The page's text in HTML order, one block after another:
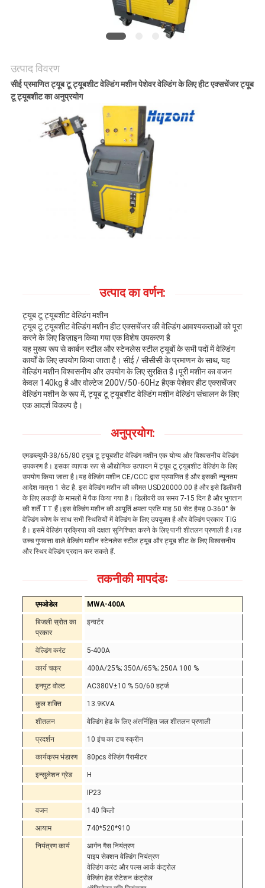
उत्पाद विवरण
सीई प्रमाणित ट्यूब टू ट्यूबशीट वेल्डिंग मशीन पेशेवर वेल्डिंग के लिए हीट एक्सचेंजर ट्यूब
टू ट्यूबशीट का अनुप्रयोग
उत्पाद का वर्णन:
ट्यूब टू ट्यूबशीट वेल्डिंग मशीन
ट्यूब टू ट्यूबशीट वेल्डिंग मशीन हीट एक्सचेंजर की वेल्डिंग आवश्यकताओं को पूरा
करने के लिए डिज़ाइन किया गया एक विशेष उपकरण है
यह मुख्य रूप से कार्बन स्टील और स्टेनलेस स्टील ट्यूबों के सभी पदों में वेल्डिंग
कार्यों के लिए उपयोग किया जाता है। सीई / सीसीसी के प्रमाणन के साथ, यह
वेल्डिंग मशीन विश्वसनीय और उपयोग के लिए सुरक्षित है।पूरी मशीन का वजन
केवल 140kg है और वोल्टेज 200V/50-60Hz हैएक पेशेवर हीट एक्सचेंजर
वेल्डिंग मशीन के रूप में, ट्यूब टू ट्यूबशीट वेल्डिंग मशीन वेल्डिंग संचालन के लिए
एक आदर्श विकल्प है।
अनुप्रयोग:
एमडब्ल्यूपी-38/65/80 ट्यूब टू ट्यूबशीट वेल्डिंग मशीन एक योग्य और विश्वसनीय वेल्डिंग
उपकरण है। इसका व्यापक रूप से औद्योगिक उत्पादन में ट्यूब टू ट्यूबशीट वेल्डिंग के लिए
उपयोग किया जाता है।यह वेल्डिंग मशीन CE/CCC द्वारा प्रमाणित है और इसकी न्यूनतम
आदेश मात्रा 1 सेट है. इस वेल्डिंग मशीन की कीमत USD20000.00 है और इसे डिलीवरी
के लिए लकड़ी के मामलों में पैक किया गया है। डिलीवरी का समय 7-15 दिन है और भुगतान
की शर्तें TT हैं।इस वेल्डिंग मशीन की आपूर्ति क्षमता प्रति माह 50 सेट हैयह 0-360° के
वेल्डिंग कोण के साथ सभी स्थितियों में वेल्डिंग के लिए उपयुक्त है और वेल्डिंग प्रकार TIG
है। इसमें वेल्डिंग प्रक्रिया की दक्षता सुनिश्चित करने के लिए पानी शीतलन प्रणाली है।यह
उच्च गुणवत्ता वाले वेल्डिंग मशीन स्टेनलेस स्टील ट्यूब और ट्यूब शीट के लिए विश्वसनीय
और स्थिर वेल्डिंग प्रदान कर सकते हैं.
तकनीकी मापदंडः
एमओडेल MWA-400A
बिजली स्रोत का
प्रकार
इन्वर्टर
वेल्डिंग करंट 5-400A
कार्य चक्र 400A/25%; 350A/65%; 250A 100 %
इनपुट वोल्ट AC380V±10 % 50/60 हर्ट्ज
कुल शक्ति 13.9KVA
शीतलन वेल्डिंग हेड के लिए अंतर्निहित जल शीतलन प्रणाली
प्रदर्शन 10 इंच का टच स्क्रीन
कार्यक्रम भंडारण 80pcs वेल्डिंग पैरामीटर
इन्सुलेशन ग्रेड H
IP23
वजन 140 किलो
आयाम 740*520*910
नियंत्रण कार्य
आर्गन गैस नियंत्रण
पाइप सेक्शन वेल्डिंग नियंत्रण
वेल्डिंग करंट और पल्स आर्क कंट्रोल
वेल्डिंग हेड रोटेशन कंट्रोल